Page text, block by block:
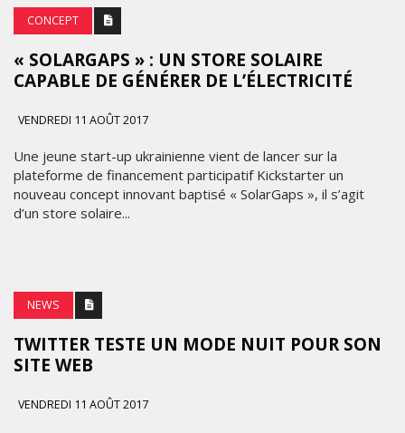
CONCEPT
« SOLARGAPS » : UN STORE SOLAIRE
CAPABLE DE GÉNÉRER DE L’ÉLECTRICITÉ
VENDREDI 11 AOÛT 2017
Une jeune start-up ukrainienne vient de lancer sur la
plateforme de financement participatif Kickstarter un
nouveau concept innovant baptisé « SolarGaps », il s’agit
d’un store solaire...
NEWS
TWITTER TESTE UN MODE NUIT POUR SON
SITE WEB
VENDREDI 11 AOÛT 2017